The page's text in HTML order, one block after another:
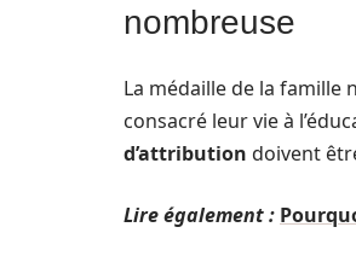
nombreuse
La médaille de la
consacré leur vie à
d’attribution doivent
Lire également :